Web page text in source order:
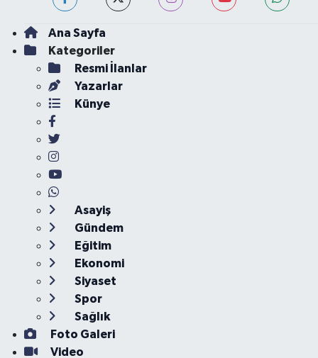
Ana Sayfa
Kategoriler
Resmi İlanlar
Yazarlar
Künye
Asayiş
Gündem
Eğitim
Ekonomi
Siyaset
Spor
Sağlık
Foto Galeri
Video